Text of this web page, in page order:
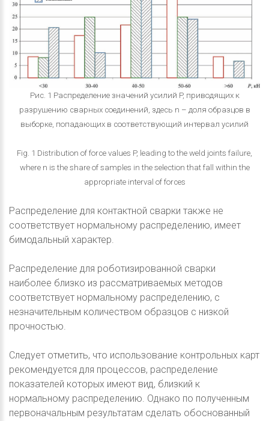
Рис. 1 Распределение значений усилий P, приводящих к
разрушению сварных соединений, здесь n – доля образцов в
выборке, попадающих в соответствующий интервал усилий
Fig. 1 Distribution of force values P, leading to the weld joints failure,
where n is the share of samples in the selection that fall within the
appropriate interval of forces
Распределение для контактной сварки также не
соответствует нормальному распределению, имеет
бимодальный характер.
Распределение для роботизированной сварки
наиболее близко из рассматриваемых методов
соответствует нормальному распределению, с
незначительным количеством образцов с низкой
прочностью.
Следует отметить, что использование контрольных карт
рекомендуется для процессов, распределение
показателей которых имеют вид, близкий к
нормальному распределению. Однако по полученным
первоначальным результатам сделать обоснованный